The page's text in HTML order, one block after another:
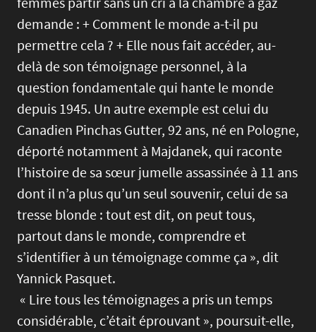
demande : + Comment le monde a-t-il pu
permettre cela ? + Elle nous fait accéder, au-
delà de son témoignage personnel, à la
question fondamentale qui hante le monde
depuis 1945. Un autre exemple est celui du
Canadien Pinchas Gutter, 92 ans, né en Pologne,
déporté notamment à Majdanek, qui raconte
l’histoire de sa sœur jumelle assassinée à 11 ans
dont il n’a plus qu’un seul souvenir, celui de sa
tresse blonde : tout est dit, on peut tous,
partout dans le monde, comprendre et
s’identifier à un témoignage comme ça », dit
Yannick Pasquet.
« Lire tous les témoignages a pris un temps
considérable, c’était éprouvant », poursuit-elle,